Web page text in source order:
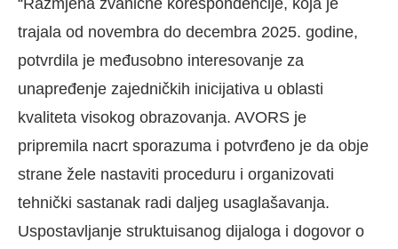
“Razmjena zvanične korespondencije, koja je
trajala od novembra do decembra 2025. godine,
potvrdila je međusobno interesovanje za
unapređenje zajedničkih inicijativa u oblasti
kvaliteta visokog obrazovanja. AVORS je
pripremila nacrt sporazuma i potvrđeno je da obje
strane žele nastaviti proceduru i organizovati
tehnički sastanak radi daljeg usaglašavanja.
Uspostavljanje struktuisanog dijaloga i dogovor o